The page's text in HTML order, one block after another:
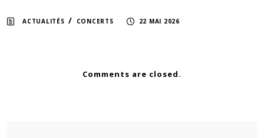
ACTUALITÉS / CONCERTS 22 MAI 2026
Comments are closed.